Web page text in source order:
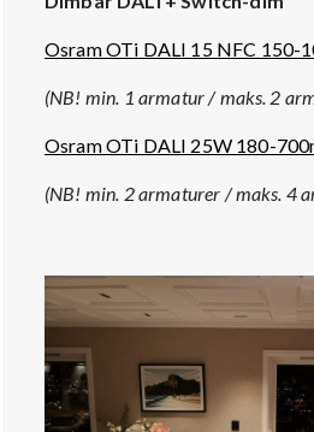
Osram OTi DALI 15 NFC 150-
(NB! min. 1 armatur / maks. 2
Osram OTi DALI 25W 180-
(NB! min. 2 armaturer / maks. 4